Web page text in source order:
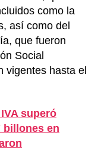
como la
así como del
que fueron
Social
vigentes hasta el
superó
billones en